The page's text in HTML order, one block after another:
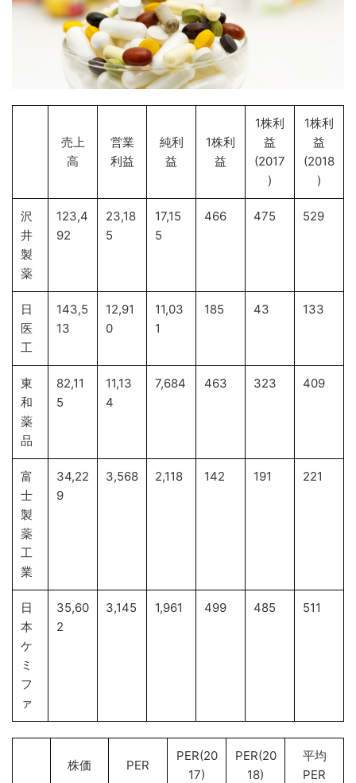
売上
高
営業
利益
純利
益
1株利
益
1株利
益
(2017
)
1株利
益
(2018
)
沢
井
製
薬
123,4
92
23,18
5
17,15
5
466 475 529
日
医
工
143,5
13
12,91
0
11,03
1
185 43 133
東
和
薬
品
82,11
5
11,13
4
7,684 463 323 409
富
士
製
薬
工
業
34,22
9
3,568 2,118 142 191 221
日
本
ケ
ミ
フ
ァ
35,60
2
3,145 1,961 499 485 511
株価 PER
PER(20
17)
PER(20
18)
平均
PER